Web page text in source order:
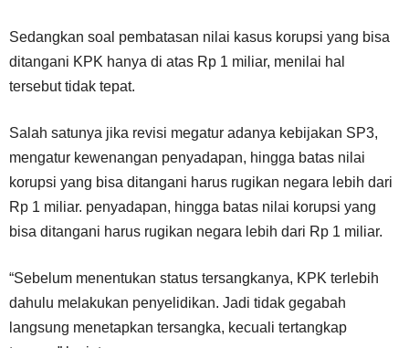
Sedangkan soal pembatasan nilai kasus korupsi yang bisa
ditangani KPK hanya di atas Rp 1 miliar, menilai hal
tersebut tidak tepat.
Salah satunya jika revisi megatur adanya kebijakan SP3,
mengatur kewenangan penyadapan, hingga batas nilai
korupsi yang bisa ditangani harus rugikan negara lebih dari
Rp 1 miliar. penyadapan, hingga batas nilai korupsi yang
bisa ditangani harus rugikan negara lebih dari Rp 1 miliar.
“Sebelum menentukan status tersangkanya, KPK terlebih
dahulu melakukan penyelidikan. Jadi tidak gegabah
langsung menetapkan tersangka, kecuali tertangkap